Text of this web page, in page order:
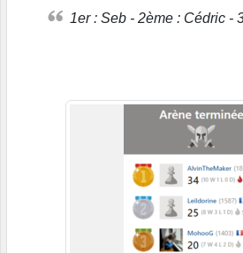
1er : Seb - 2ème : Cédric -